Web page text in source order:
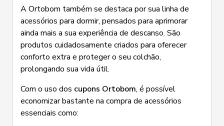
A Ortobom também se destaca por sua linha de
acessórios para dormir, pensados para aprimorar
ainda mais a sua experiência de descanso. São
produtos cuidadosamente criados para oferecer
conforto extra e proteger o seu colchão,
prolongando sua vida útil.
Com o uso dos cupons Ortobom, é possível
economizar bastante na compra de acessórios
essenciais como: